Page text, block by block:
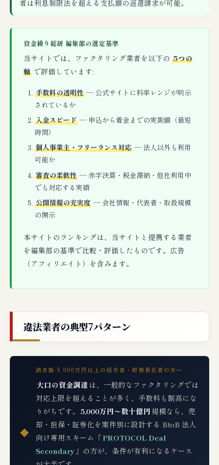
者は利息制限法を超える支払額の返還請求が可能。
資金繰り総研 編集部の選定基準
当サイトでは、ファクタリング業者を以下の5つの
軸 で評価しています:
手数料の透明性— 公式サイトに料率レンジが明示
されているか
入金スピード— 申込から着金までの実測値（最短
時間）
個人事業主・フリーランス対応— 法人以外も利用
可能か
審査の柔軟性— 赤字決算・税金滞納・他社利用中
でも対応する実績
公開情報の充実度— 会社情報・代表者・取扱規模
の開示
本サイトのランキングは、当サイトと提携する業者
を編集部の基準で比較・評価したものです。広告
（アフィリエイト）を含みます。
違法業者の典型7パターン
◆
請求額 5,000万円以上の経営者・財務責任者の方へ
大口の資金調達 は、一般的なファクタリングでは
対応上限を超えることが多く、手数料も割高にな
りがちです。 5,000万円〜数十億円規模なら、売
却・担保・証券化を案件別に設計する BtoB 法人
向け専用スキーム「PROTOCOL Deal
Secondary 」の方が、条件が有利になるケース